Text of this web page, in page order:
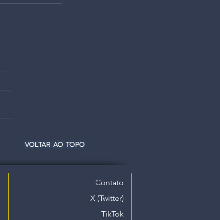
VOLTAR AO TOPO
Contato
X (Twitter)
TikTok